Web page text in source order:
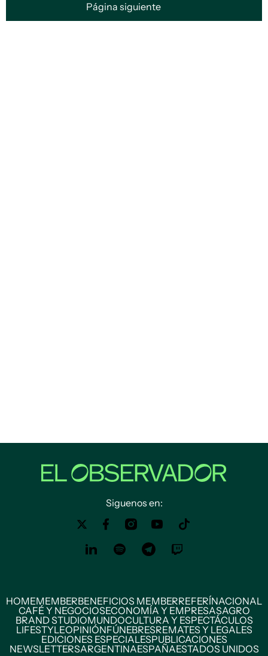
Página siguiente
Siguenos en:
HOMEMEMBERBENEFICIOS MEMBERREFERÍNACIONAL
CAFÉ Y NEGOCIOSECONOMÍA Y EMPRESASAGRO
BRAND STUDIOMUNDOCULTURA Y ESPECTÁCULOS
LIFESTYLEOPINIÓNFÚNEBRESREMATES Y LEGALES
EDICIONES ESPECIALESPUBLICACIONES
NEWSLETTERSARGENTINAESPAÑAESTADOS UNIDOS